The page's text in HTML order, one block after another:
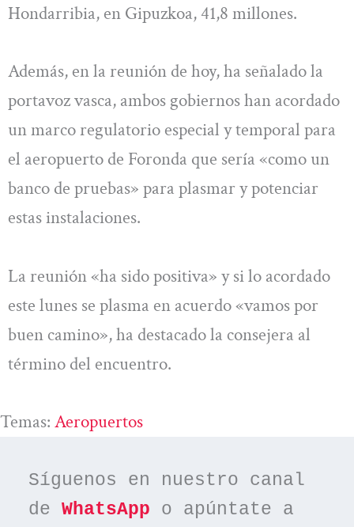
Hondarribia, en Gipuzkoa, 41,8 millones.
Además, en la reunión de hoy, ha señalado la
portavoz vasca, ambos gobiernos han acordado
un marco regulatorio especial y temporal para
el aeropuerto de Foronda que sería «como un
banco de pruebas» para plasmar y potenciar
estas instalaciones.
La reunión «ha sido positiva» y si lo acordado
este lunes se plasma en acuerdo «vamos por
buen camino», ha destacado la consejera al
término del encuentro.
Temas: Aeropuertos
Síguenos en nuestro canal
de WhatsApp o apúntate a